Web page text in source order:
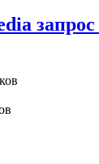
запрос